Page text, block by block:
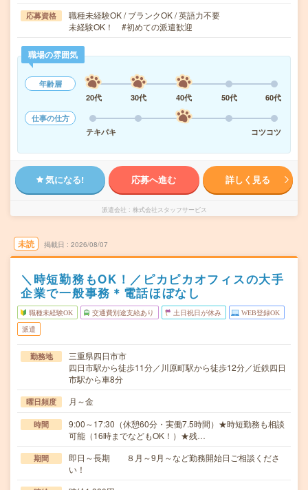
応募資格
職種未経験OK / ブランクOK / 英語力不要
未経験OK！ #初めての派遣歓迎
職場の雰囲気
年齢層
20代
30代 40代 50代
60代
仕事の仕方
テキパキ
コツコツ
気になる! 応募へ進む 詳しく見る
派遣会社 株式会社スタッフサービス
未読 掲載日 2026/08/07
＼時短勤務もOK！／ピカピカオフィスの大手
企業で一般事務＊電話ほぼなし
職種未経験OK 交通費別途支給あり 土日祝日が休み WEB登録OK
派遣
勤務地
三重県四日市市
四日市駅から徒歩11分／川原町駅から徒歩12分／近鉄四日
市駅から車8分
曜日頻度 月～金
時間
9:00～17:30（休憩60分・実働7.5時間）★時短勤務も相談
可能（16時までなどもOK！）★残…
期間
即日～長期 ８月～9月～など勤務開始日ご相談くださ
い！